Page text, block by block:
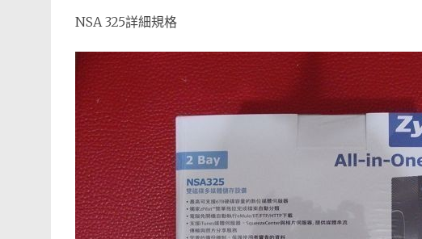
NSA 325詳細規格